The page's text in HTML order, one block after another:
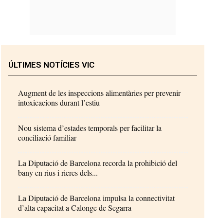
ÚLTIMES NOTÍCIES VIC
Augment de les inspeccions alimentàries per prevenir
intoxicacions durant l’estiu
Nou sistema d’estades temporals per facilitar la
conciliació familiar
La Diputació de Barcelona recorda la prohibició del
bany en rius i rieres dels...
La Diputació de Barcelona impulsa la connectivitat
d’alta capacitat a Calonge de Segarra